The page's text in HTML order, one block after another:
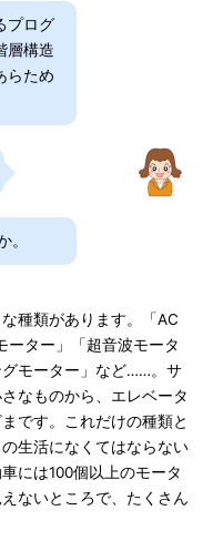
プログ
層構造
らため
。
種類があります。「AC
ーター」「超音波モータ
グモーター」など……。サ
なものから、エレベータ
です。これだけの種類と
生活になくてはならない
には100個以上のモータ
ないところで、たくさん